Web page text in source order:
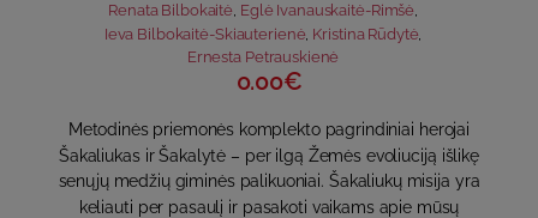
Renata Bilbokaitė, Eglė Ivanauskaitė-Rimšė,
Ieva Bilbokaitė-Skiauterienė Kristina Rūdytė
Ernesta Petrauskienė
0.00€
Metodinės priemonės komplekto pagrindiniai herojai
Šakaliukas ir Šakalytė – per ilgą Žemės evoliuciją išlikę
senųjų medžių giminės palikuoniai. Šakaliukų misija yra
keliauti per pasaulį ir pasakoti vaikams apie mūsų